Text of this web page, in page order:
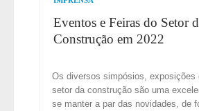
Eventos e Feiras do Setor
Construção em 2022
Os diversos simpósios, exposições
setor da construção são uma
se manter a par das novidades, de